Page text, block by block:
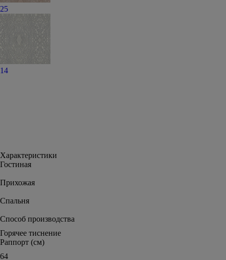
25
14
Характеристики
Гостиная
Прихожая
Спальня
Способ производства
Горячее тиснение
Раппорт (см)
64